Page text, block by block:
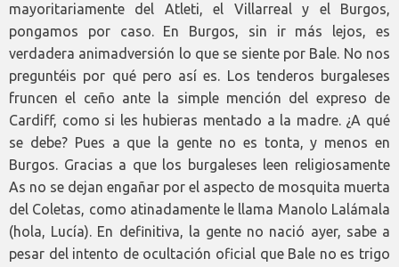
mayoritariamente del Atleti, el Villarreal y el Burgos,
pongamos por caso. En Burgos, sin ir más lejos, es
verdadera animadversión lo que se siente por Bale. No nos
preguntéis por qué pero así es. Los tenderos burgaleses
fruncen el ceño ante la simple mención del expreso de
Cardiff, como si les hubieras mentado a la madre. ¿A qué
se debe? Pues a que la gente no es tonta, y menos en
Burgos. Gracias a que los burgaleses leen religiosamente
As no se dejan engañar por el aspecto de mosquita muerta
del Coletas, como atinadamente le llama Manolo Lalámala
(hola, Lucía). En definitiva, la gente no nació ayer, sabe a
pesar del intento de ocultación oficial que Bale no es trigo